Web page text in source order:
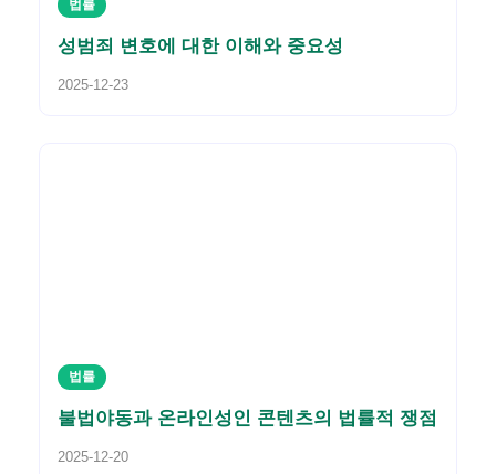
법률
성범죄 변호에 대한 이해와 중요성
2025-12-23
법률
불법야동과 온라인성인 콘텐츠의 법률적 쟁점
2025-12-20